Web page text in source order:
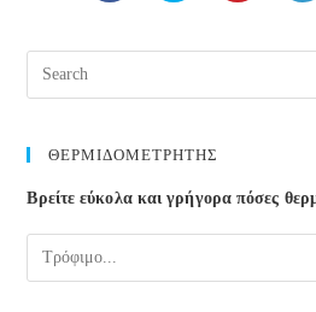
window window window
ΘΕΡΜΙΔΟΜΕΤΡΗΤΗΣ
Βρείτε εύκολα και γρήγορα πόσες